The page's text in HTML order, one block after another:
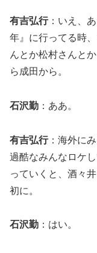
有吉弘行：いえ、
年』に行ってる時
んとか松村さんと
ら成田から。
石沢勤 ：ああ。
有吉弘行：海外に
過酷なみんなロケ
っていくと、酒々
初に。
石沢勤 ：はい。